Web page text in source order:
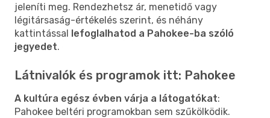
jeleníti meg. Rendezhetsz ár, menetidő vagy
légitársaság-értékelés szerint, és néhány
kattintással lefoglalhatod a Pahokee-ba szóló
jegyedet.
Látnivalók és programok itt: Pahokee
A kultúra egész évben várja a látogatókat:
Pahokee beltéri programokban sem szűkölködik.